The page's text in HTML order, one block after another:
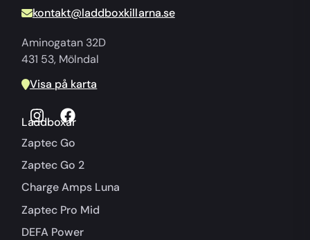
kontakt@laddboxkillarna.se
Aminogatan 32D
431 53, Mölndal
Visa på karta
Laddboxar
Zaptec Go
Zaptec Go 2
Charge Amps Luna
Zaptec Pro Mid
DEFA Power